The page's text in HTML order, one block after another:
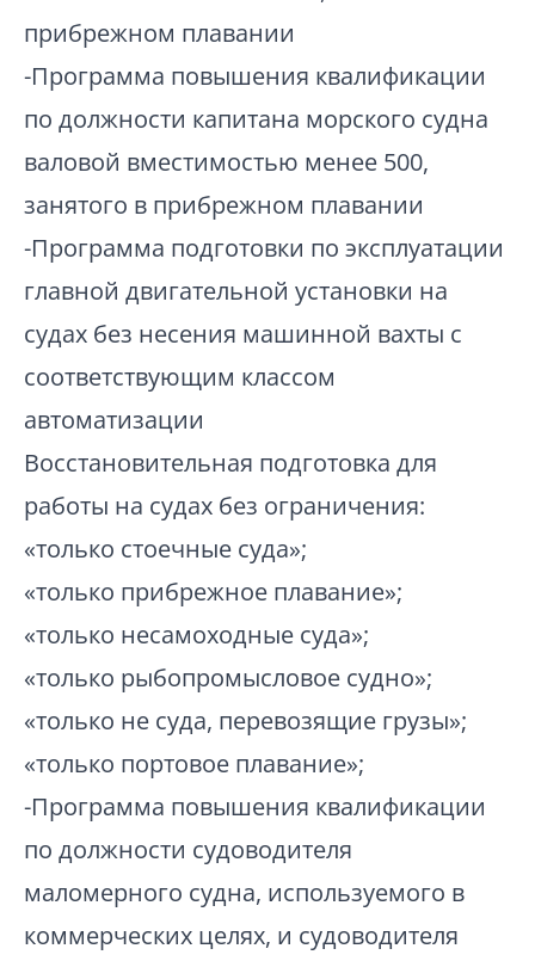
прибрежном плавании
-Программа повышения квалификации
по должности капитана морского судна
валовой вместимостью менее 500,
занятого в прибрежном плавании
-Программа подготовки по эксплуатации
главной двигательной установки на
судах без несения машинной вахты с
соответствующим классом
автоматизации
Восстановительная подготовка для
работы на судах без ограничения:
«только стоечные суда»;
«только прибрежное плавание»;
«только несамоходные суда»;
«только рыбопромысловое судно»;
«только не суда, перевозящие грузы»;
«только портовое плавание»;
-Программа повышения квалификации
по должности судоводителя
маломерного судна, используемого в
коммерческих целях, и судоводителя